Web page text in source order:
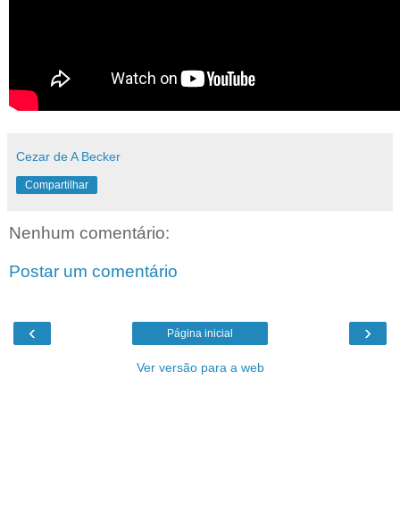
Cezar de A Becker
Compartilhar
Nenhum comentário:
Postar um comentário
‹ ›
Página inicial
Ver versão para a web